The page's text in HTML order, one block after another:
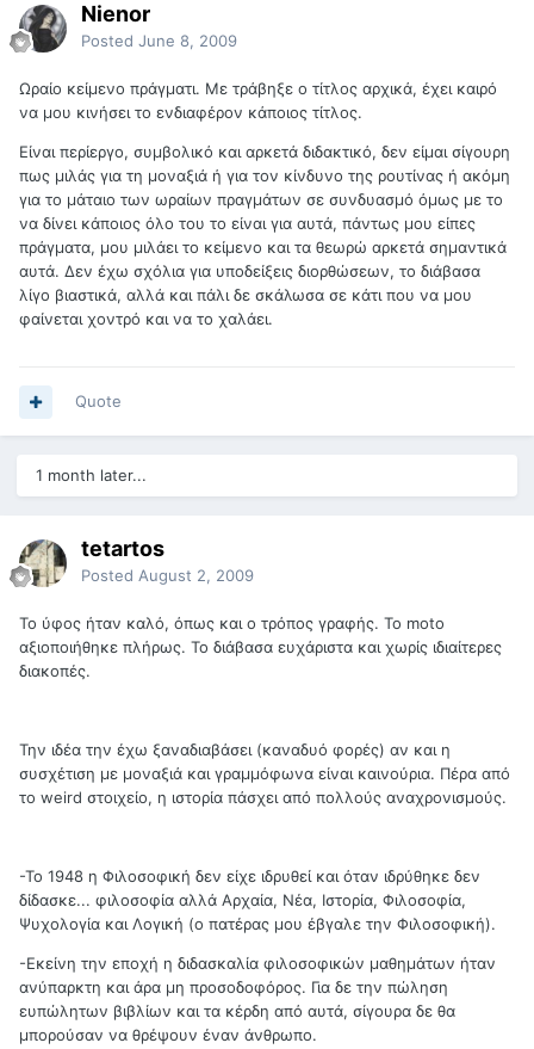
Nienor
Posted June 8, 2009
Ωραίο κείμενο πράγματι. Με τράβηξε ο τίτλος αρχικά, έχει καιρό
να μου κινήσει το ενδιαφέρον κάποιος τίτλος.
Είναι περίεργο, συμβολικό και αρκετά διδακτικό, δεν είμαι σίγουρη
πως μιλάς για τη μοναξιά ή για τον κίνδυνο της ρουτίνας ή ακόμη
για το μάταιο των ωραίων πραγμάτων σε συνδυασμό όμως με το
να δίνει κάποιος όλο του το είναι για αυτά, πάντως μου είπες
πράγματα, μου μιλάει το κείμενο και τα θεωρώ αρκετά σημαντικά
αυτά. Δεν έχω σχόλια για υποδείξεις διορθώσεων, το διάβασα
λίγο βιαστικά, αλλά και πάλι δε σκάλωσα σε κάτι που να μου
φαίνεται χοντρό και να το χαλάει.
Quote
1 month later...
tetartos
Posted August 2, 2009
Το ύφος ήταν καλό, όπως και ο τρόπος γραφής. Το moto
αξιοποιήθηκε πλήρως. Το διάβασα ευχάριστα και χωρίς ιδιαίτερες
διακοπές.
Την ιδέα την έχω ξαναδιαβάσει (καναδυό φορές) αν και η
συσχέτιση με μοναξιά και γραμμόφωνα είναι καινούρια. Πέρα από
το weird στοιχείο, η ιστορία πάσχει από πολλούς αναχρονισμούς.
-Το 1948 η Φιλοσοφική δεν είχε ιδρυθεί και όταν ιδρύθηκε δεν
δίδασκε... φιλοσοφία αλλά Αρχαία, Νέα, Ιστορία, Φιλοσοφία,
Ψυχολογία και Λογική (ο πατέρας μου έβγαλε την Φιλοσοφική).
-Εκείνη την εποχή η διδασκαλία φιλοσοφικών μαθημάτων ήταν
ανύπαρκτη και άρα μη προσοδοφόρος. Για δε την πώληση
ευπώλητων βιβλίων και τα κέρδη από αυτά, σίγουρα δε θα
μπορούσαν να θρέψουν έναν άνθρωπο.